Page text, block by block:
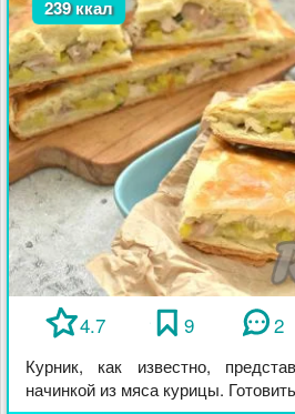
239 ккал
4.7 9 2
Курник, как известно,
начинкой из мяса курицы.